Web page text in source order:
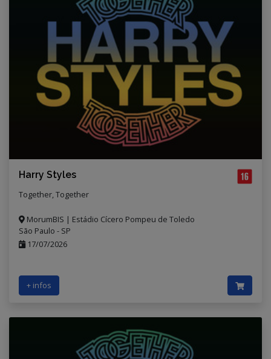
Harry Styles
Together, Together
MorumBIS | Estádio Cícero Pompeu de Toledo
São Paulo - SP
17/07/2026
+ infos